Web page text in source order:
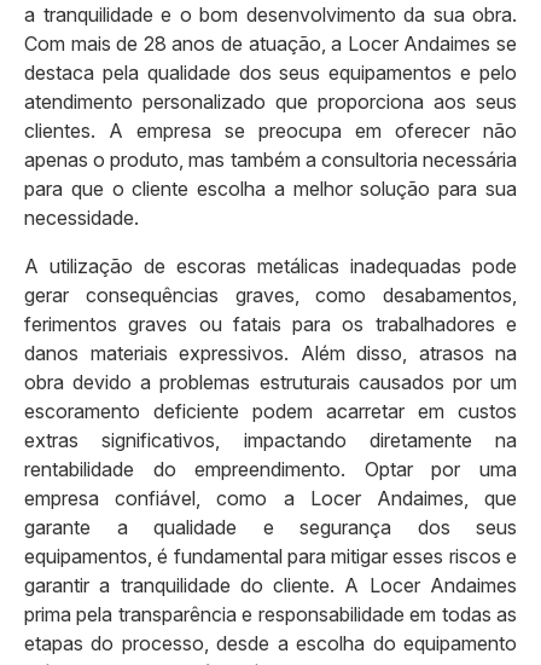
a tranquilidade e o bom desenvolvimento da sua obra.
Com mais de 28 anos de atuação, a Locer Andaimes se
destaca pela qualidade dos seus equipamentos e pelo
atendimento personalizado que proporciona aos seus
clientes. A empresa se preocupa em oferecer não
apenas o produto, mas também a consultoria necessária
para que o cliente escolha a melhor solução para sua
necessidade.
A utilização de escoras metálicas inadequadas pode
gerar consequências graves, como desabamentos,
ferimentos graves ou fatais para os trabalhadores e
danos materiais expressivos. Além disso, atrasos na
obra devido a problemas estruturais causados por um
escoramento deficiente podem acarretar em custos
extras significativos, impactando diretamente na
rentabilidade do empreendimento. Optar por uma
empresa confiável, como a Locer Andaimes, que
garante a qualidade e segurança dos seus
equipamentos, é fundamental para mitigar esses riscos e
garantir a tranquilidade do cliente. A Locer Andaimes
prima pela transparência e responsabilidade em todas as
etapas do processo, desde a escolha do equipamento